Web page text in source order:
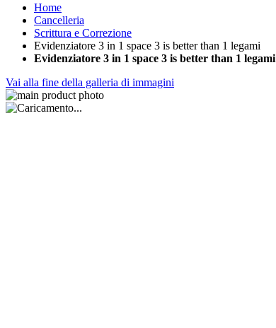
Home
Cancelleria
Scrittura e Correzione
Evidenziatore 3 in 1 space 3 is better than 1 legami
Evidenziatore 3 in 1 space 3 is better than 1 legami
Vai alla fine della galleria di immagini